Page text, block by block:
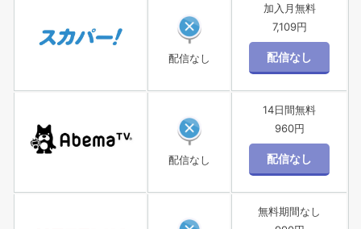
配信なし
加入月無料
7,109円
配信なし
14日間無料
960円
無料期間なし